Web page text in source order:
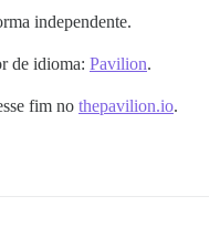
independente.
de idioma: Pavilion.
fim no thepavilion.io.